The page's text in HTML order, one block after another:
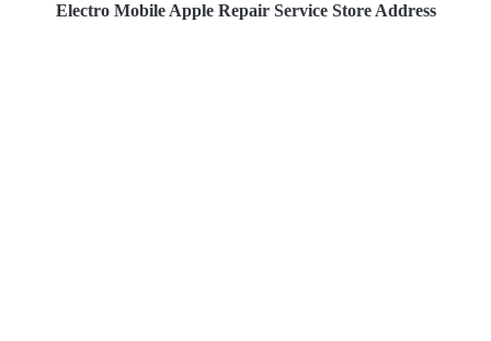
Electro Mobile Apple Repair Service Store Address